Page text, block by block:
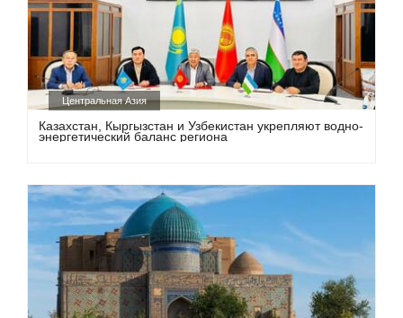
Центральная Азия
Казахстан, Кыргызстан и Узбекистан укрепляют водно-
энергетический баланс региона